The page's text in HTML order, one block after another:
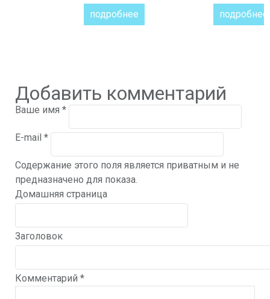
подробнее
подробнее
Добавить комментарий
Ваше имя *
E-mail *
Содержание этого поля является приватным и не
предназначено для показа.
Домашняя страница
Заголовок
Комментарий *